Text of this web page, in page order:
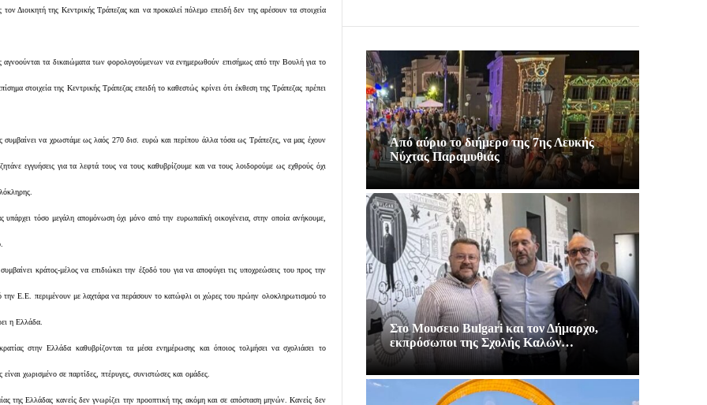
Διοικητή της Κεντρικής Τράπεζας και να προκαλεί πόλεμο επειδή δεν της αρέσουν τα στοιχεία
τα δικαιώματα των φορολογούμενων να ενημερωθούν επισήμως από την Βουλή για το
στοιχεία της Κεντρικής Τράπεζας επειδή το καθεστώς κρίνει ότι έκθεση της Τράπεζας πρέπει
να χρωστάμε ως λαός 270 δισ. ευρώ και περίπου άλλα τόσα ως Τράπεζες, να μας έχουν
εγγυήσεις για τα λεφτά τους να τους καθυβρίζουμε και να τους λοιδορούμε ως εχθρούς όχι
τόσο μεγάλη απομόνωση όχι μόνο από την ευρωπαϊκή οικογένεια, στην οποία ανήκουμε,
κράτος-μέλος να επιδιώκει την έξοδό του για να αποφύγει τις υποχρεώσεις του προς την
Ε.Ε. περιμένουν με λαχτάρα να περάσουν το κατώφλι οι χώρες του πρώην ολοκληρωτισμού το
η Ελλάδα.
στην Ελλάδα καθυβρίζονται τα μέσα ενημέρωσης και όποιος τολμήσει να σχολιάσει το
χωρισμένο σε παρτίδες, πτέρυγες, συνιστώσες και ομάδες.
της Ελλάδας κανείς δεν γνωρίζει την προοπτική της ακόμη και σε απόσταση μηνών. Κανείς δεν
Από αύριο το διήμερο της 7ης Λευκής
Νύχτας Παραμυθιάς
Στο Μουσειο Bulgari και τον Δήμαρχο,
εκπρόσωποι της Σχολής Καλών…